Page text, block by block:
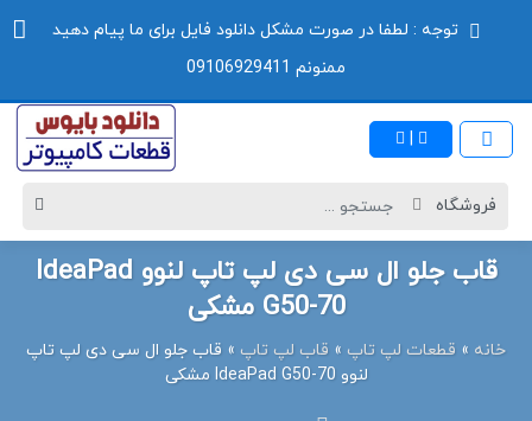
توجه : لطفا در صورت مشکل دانلود فایل برای ما پیام دهید
ممنونم 09106929411
قاب جلو ال سی دی لپ تاپ لنوو IdeaPad
G50-70 مشکی
خانه » قطعات لپ تاپ » قاب لپ تاپ » قاب جلو ال سی دی لپ تاپ
لنوو IdeaPad G50-70 مشکی